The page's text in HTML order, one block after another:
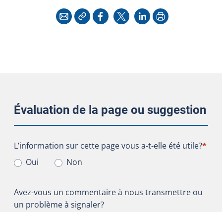
CourrielCopier l'adresse
Facebook
X LinkedInImprimer
Évaluation de la page ou suggestion
L’information sur cette page vous a-t-elle été utile?
L’information sur cette page vous a-t-elle été utile?*
Oui
Non
Avez-vous un commentaire à nous transmettre ou
un problème à signaler?